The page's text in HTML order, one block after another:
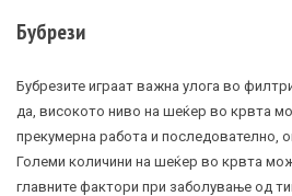
Бубрези
Бубрезите играат важна улога во
да, високото ниво на шеќер во крвта
прекумерна работа и последователно,
Големи количини на шеќер во крвта
главните фактори при заболување од